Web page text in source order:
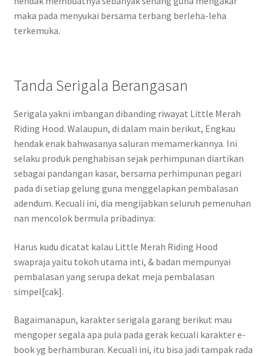
maka pada menyukai bersama terbang berleha-leha
terkemuka.
Tanda Serigala Berangasan
Serigala yakni imbangan dibanding riwayat Little Merah
Riding Hood. Walaupun, di dalam main berikut, Engkau
hendak enak bahwasanya saluran memamerkannya. Ini
selaku produk penghabisan sejak perhimpunan diartikan
sebagai pandangan kasar, bersama perhimpunan pegari
pada di setiap gelung guna menggelapkan pembalasan
adendum. Kecuali ini, dia mengijabkan seluruh pemenuhan
nan mencolok bermula pribadinya:
Harus kudu dicatat kalau Little Merah Riding Hood
swapraja yaitu tokoh utama inti, & badan mempunyai
pembalasan yang serupa dekat meja pembalasan
simpel[cak].
Bagaimanapun, karakter serigala garang berikut mau
mengoper segala apa pula pada gerak kecuali karakter e-
book yg berhamburan. Kecuali ini, itu bisa jadi tampak rada